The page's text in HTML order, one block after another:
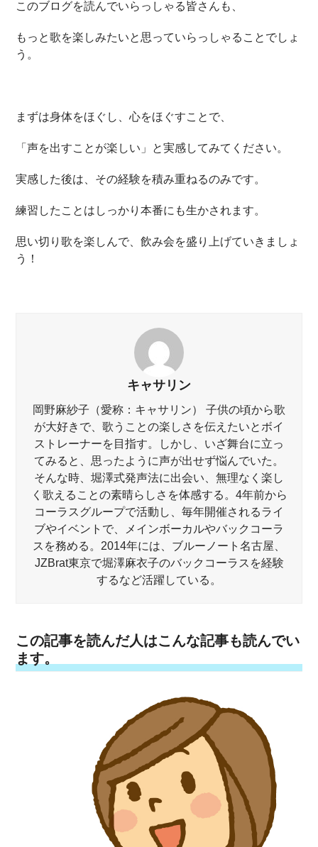
このブログを読んでいらっしゃる皆さんも、
もっと歌を楽しみたいと思っていらっしゃることでしょ
う。
まずは身体をほぐし、心をほぐすことで、
「声を出すことが楽しい」と実感してみてください。
実感した後は、その経験を積み重ねるのみです。
練習したことはしっかり本番にも生かされます。
思い切り歌を楽しんで、飲み会を盛り上げていきましょ
う！
キャサリン
岡野麻紗子（愛称：キャサリン） 子供の頃から歌
が大好きで、歌うことの楽しさを伝えたいとボイ
ストレーナーを目指す。しかし、いざ舞台に立っ
てみると、思ったように声が出せず悩んでいた。
そんな時、堀澤式発声法に出会い、無理なく楽し
く歌えることの素晴らしさを体感する。4年前から
コーラスグループで活動し、毎年開催されるライ
ブやイベントで、メインボーカルやバックコーラ
スを務める。2014年には、ブルーノート名古屋、
JZBrat東京で堀澤麻衣子のバックコーラスを経験
するなど活躍している。
この記事を読んだ人はこんな記事も読んでい
ます。